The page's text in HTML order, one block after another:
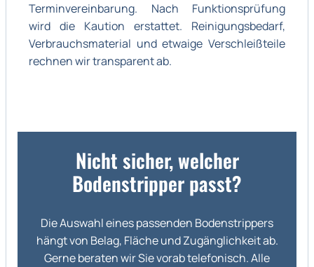
Terminvereinbarung. Nach Funktionsprüfung
wird die Kaution erstattet. Reinigungsbedarf,
Verbrauchsmaterial und etwaige Verschleißteile
rechnen wir transparent ab.
Nicht sicher, welcher
Bodenstripper passt?
Die Auswahl eines passenden Bodenstrippers
hängt von Belag, Fläche und Zugänglichkeit ab.
Gerne beraten wir Sie vorab telefonisch. Alle